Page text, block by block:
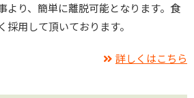
より、簡単に離脱可能となります。食
用して頂いております。
詳しくはこちら